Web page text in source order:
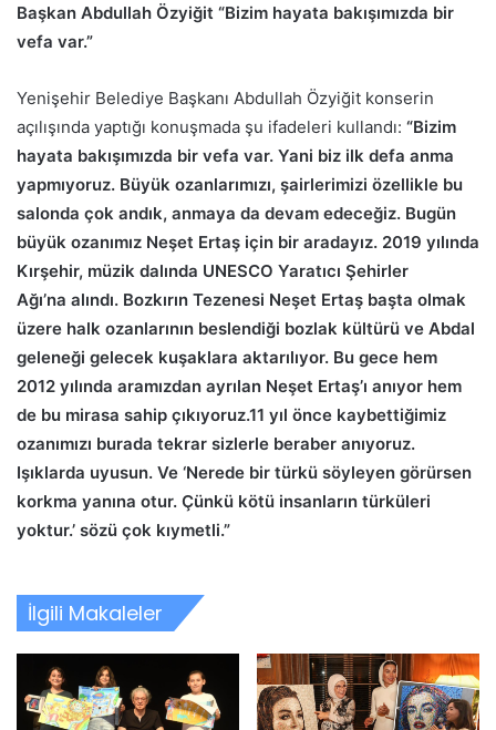
Başkan Abdullah Özyiğit “Bizim hayata bakışımızda bir
vefa var.”
Yenişehir Belediye Başkanı Abdullah Özyiğit konserin
açılışında yaptığı konuşmada şu ifadeleri kullandı: “Bizim
hayata bakışımızda bir vefa var. Yani biz ilk defa anma
yapmıyoruz. Büyük ozanlarımızı, şairlerimizi özellikle bu
salonda çok andık, anmaya da devam edeceğiz. Bugün
büyük ozanımız Neşet Ertaş için bir aradayız. 2019 yılında
Kırşehir, müzik dalında UNESCO Yaratıcı Şehirler
Ağı’na alındı. Bozkırın Tezenesi Neşet Ertaş başta olmak
üzere halk ozanlarının beslendiği bozlak kültürü ve Abdal
geleneği gelecek kuşaklara aktarılıyor. Bu gece hem
2012 yılında aramızdan ayrılan Neşet Ertaş’ı anıyor hem
de bu mirasa sahip çıkıyoruz.11 yıl önce kaybettiğimiz
ozanımızı burada tekrar sizlerle beraber anıyoruz.
Işıklarda uyusun. Ve ‘Nerede bir türkü söyleyen görürsen
korkma yanına otur. Çünkü kötü insanların türküleri
yoktur.’ sözü çok kıymetli.”
İlgili Makaleler